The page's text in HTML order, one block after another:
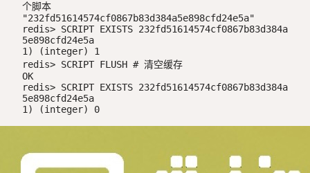
个脚本
"232fd51614574cf0867b83d384a5e898cfd24e5a"
redis> SCRIPT EXISTS 232fd51614574cf0867b83d384a
5e898cfd24e5a
1) (integer) 1
redis> SCRIPT FLUSH # 清空缓存
OK
redis> SCRIPT EXISTS 232fd51614574cf0867b83d384a
5e898cfd24e5a
1) (integer) 0